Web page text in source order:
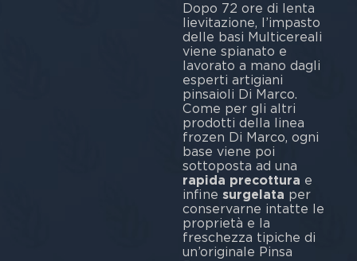
Dopo 72 ore di lenta
lievitazione, l’impasto
delle basi Multicereali
viene spianato e
lavorato a mano dagli
esperti artigiani
pinsaioli Di Marco.
Come per gli altri
prodotti della linea
frozen Di Marco, ogni
base viene poi
sottoposta ad una
rapida precottura e
infine surgelata per
conservarne intatte le
proprietà e la
freschezza tipiche di
un’originale Pinsa